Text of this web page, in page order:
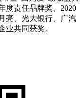
度责任品牌奖、2020
亮、光大银行、广汽
业共同获奖。